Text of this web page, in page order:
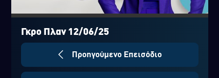
0
seconds
seconds
Γκρο Πλαν 12/06/25
Προηγούμενο Επεισόδιο